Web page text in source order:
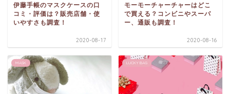
伊藤手帳のマスクケースの口
コミ・評価は？販売店舗・使
いやすさも調査！
2020-08-17
モーモーチャーチャーはどこ
で買える？コンビニやスーパ
ー、通販も調査！
2020-08-16
MASK LUCKY BAG